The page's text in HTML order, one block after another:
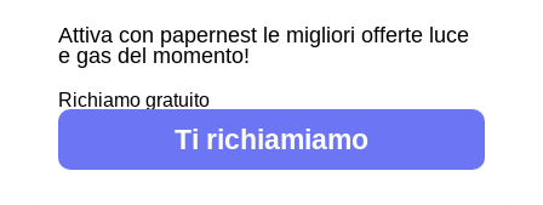
Attiva con papernest le migliori offerte luce
e gas del momento!
Richiamo gratuito
Ti richiamiamo